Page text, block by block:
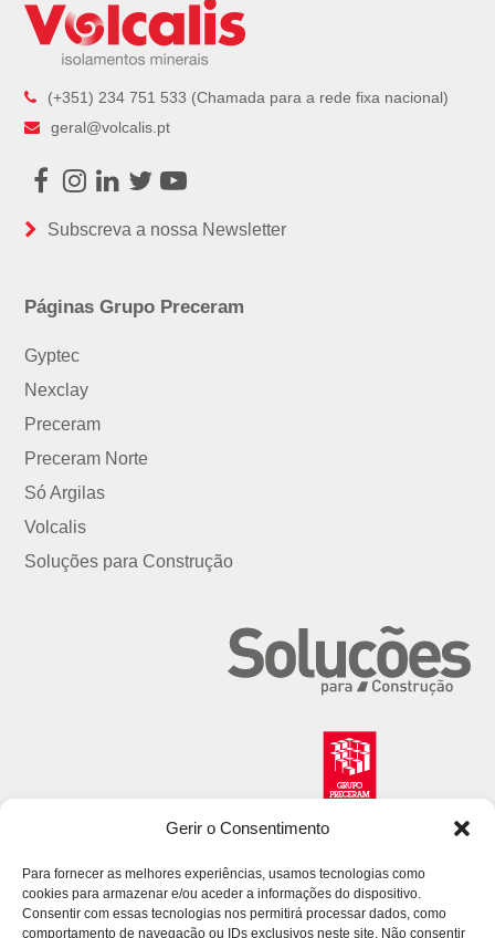
Gerir o Consentimento
Para fornecer as melhores experiências, usamos tecnologias como
cookies para armazenar e/ou aceder a informações do dispositivo.
Consentir com essas tecnologias nos permitirá processar dados, como
comportamento de navegação ou IDs exclusivos neste site. Não consentir
(+351) 234 751 533 (Chamada para a rede fixa nacional)
geral@volcalis.pt
Facebook
Instagram
LinkedIn
TwitterYoutube
Subscreva a nossa Newsletter
Páginas Grupo Preceram
Gyptec
Nexclay
Preceram
Preceram Norte
Só Argilas
Volcalis
Soluções para Construção